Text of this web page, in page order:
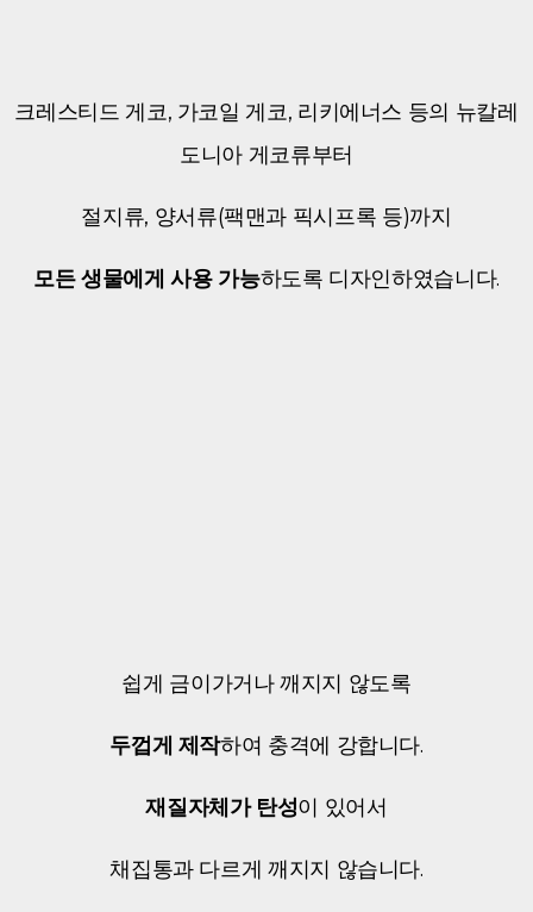
크레스티드 게코, 가코일 게코, 리키에너스 등의 뉴칼레
도니아 게코류부터
절지류, 양서류(팩맨과 픽시프록 등)까지
모든 생물에게 사용 가능하도록 디자인하였습니다.
쉽게 금이가거나 깨지지 않도록
두껍게 제작하여 충격에 강합니다.
재질자체가 탄성이 있어서
채집통과 다르게 깨지지 않습니다.